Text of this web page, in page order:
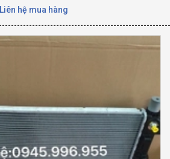
Liên hệ mua hàng